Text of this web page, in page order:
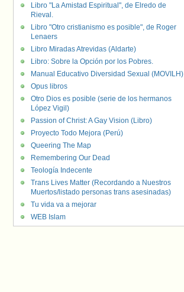
Libro "La Amistad Espiritual", de Elredo de
Rieval.
Libro "Otro cristianismo es posible", de Roger
Lenaers
Libro Miradas Atrevidas (Aldarte)
Libro: Sobre la Opción por los Pobres.
Manual Educativo Diversidad Sexual (MOVILH)
Opus libros
Otro Dios es posible (serie de los hermanos
López Vigil)
Passion of Christ: A Gay Vision (Libro)
Proyecto Todo Mejora (Perú)
Queering The Map
Remembering Our Dead
Teología Indecente
Trans Lives Matter (Recordando a Nuestros
Muertos/listado personas trans asesinadas)
Tu vida va a mejorar
WEB Islam